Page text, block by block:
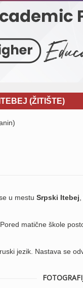
(ŽITIŠTE)
u mestu Srpski Itebej
matične škole
jezik. Nastava se